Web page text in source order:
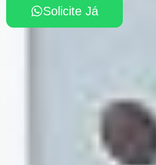
Solicite Já